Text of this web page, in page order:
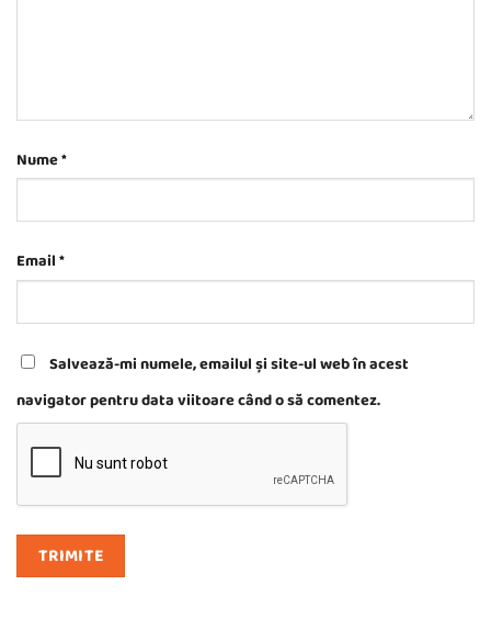
Nume*
Email*
Salvează-mi numele, emailul și site-ul web în acest
navigator pentru data viitoare când o să comentez.